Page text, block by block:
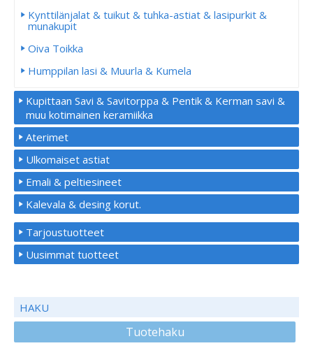
Kynttilänjalat & tuikut & tuhka-astiat & lasipurkit &
munakupit
Oiva Toikka
Humppilan lasi & Muurla & Kumela
Kupittaan Savi & Savitorppa & Pentik & Kerman savi &
muu kotimainen keramiikka
Aterimet
Ulkomaiset astiat
Emali & peltiesineet
Kalevala & desing korut.
Tarjoustuotteet
Uusimmat tuotteet
HAKU
Tuotehaku